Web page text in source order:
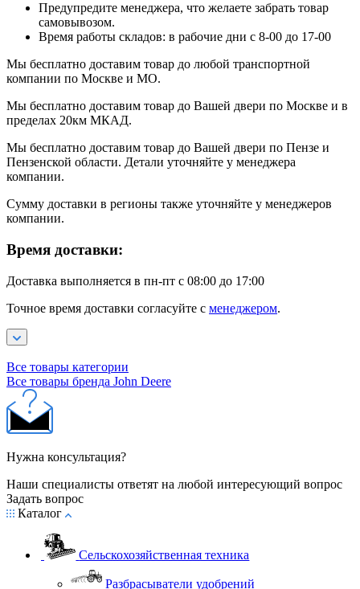
Предупредите менеджера, что желаете забрать товар
самовывозом.
Время работы складов: в рабочие дни с 8-00 до 17-00
Мы бесплатно доставим товар до любой транспортной
компании по Москве и МО.
Мы бесплатно доставим товар до Вашей двери по Москве и в
пределах 20км МКАД.
Мы бесплатно доставим товар до Вашей двери по Пензе и
Пензенской области. Детали уточняйте у менеджера
компании.
Сумму доставки в регионы также уточняйте у менеджеров
компании.
Время доставки:
Доставка выполняется в пн-пт с 08:00 до 17:00
Точное время доставки согласуйте с менеджером.
Все товары категории
Все товары бренда John Deere
Нужна консультация?
Наши специалисты ответят на любой интересующий вопрос
Задать вопрос
Каталог
Сельскохозяйственная техника
Разбрасыватели удобрений